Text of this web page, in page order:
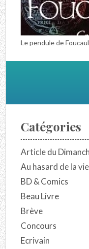
Le pendule de
Catégories
Article du
Au hasard de la vie
BD & Comics
Beau Livre
Brève
Concours
Ecrivain